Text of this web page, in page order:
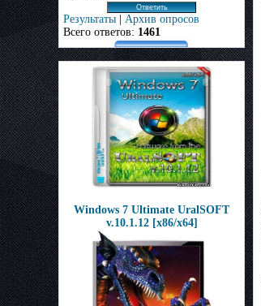
Результаты | Архив опросов
Всего ответов: 1461
Windows 7 Ultimate UralSOFT
v.10.1.12 [x86/x64]